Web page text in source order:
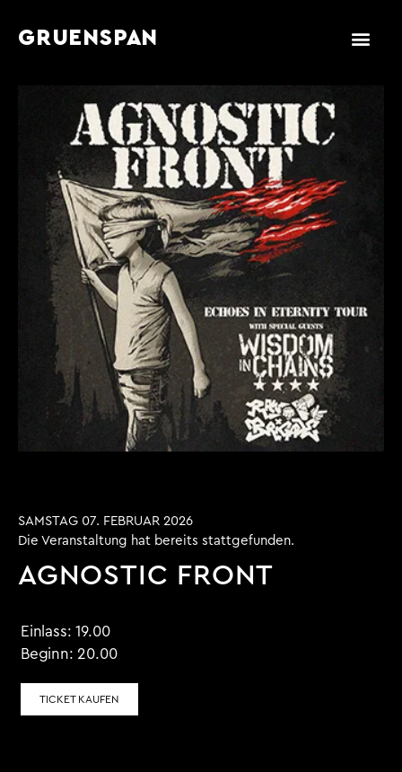
GRUENSPAN
SAMSTAG 07. FEBRUAR 2026
Die Veranstaltung hat bereits stattgefunden.
AGNOSTIC FRONT
Einlass:19.00
Beginn: 20.00
TICKET KAUFEN